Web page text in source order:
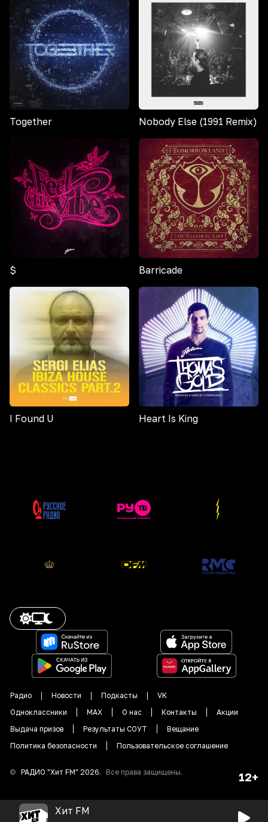
Together Nobody Else (1991 Remix)
$ Barricade
I Found U Heart Is King
Радио Новости Подкасты
VK
Одноклассники
MAX О нас Контакты
Акции
Выдача призов
Результаты СОУТ
Вещание
Политика безопасности
Пользовательское соглашение
© РАДИО "Хит FM" 2026. Все права защищены. 12+
Хит FM